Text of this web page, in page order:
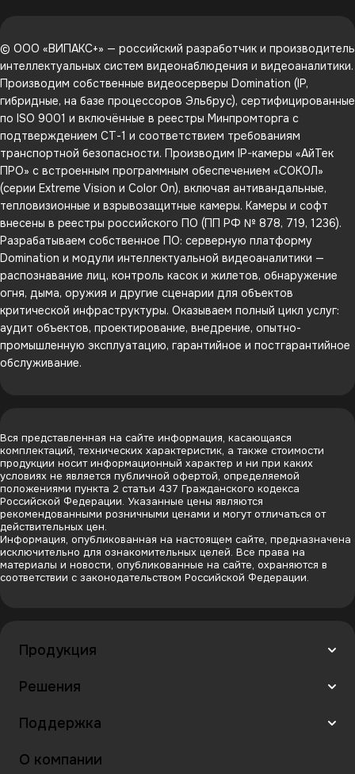
© ООО «ВИПАКС+» — российский разработчик и производитель
интеллектуальных систем видеонаблюдения и видеоаналитики.
Производим собственные видеосерверы Domination (IP,
гибридные, на базе процессоров Эльбрус), сертифицированные
по ISO 9001 и включённые в реестры Минпромторга с
подтверждением СТ-1 и соответствием требованиям
транспортной безопасности. Производим IP-камеры «АйТек
ПРО» с встроенным программным обеспечением «СОКОЛ»
(серии Extreme Vision и Color On), включая антивандальные,
тепловизионные и взрывозащитные камеры. Камеры и софт
внесены в реестры российского ПО (ПП РФ № 878, 719, 1236).
Разрабатываем собственное ПО: серверную платформу
Domination и модули интеллектуальной видеоаналитики —
распознавание лиц, контроль касок и жилетов, обнаружение
огня, дыма, оружия и другие сценарии для объектов
критической инфраструктуры. Оказываем полный цикл услуг:
аудит объектов, проектирование, внедрение, опытно-
промышленную эксплуатацию, гарантийное и постгарантийное
обслуживание.
Вся представленная на сайте информация, касающаяся
комплектаций, технических характеристик, а также стоимости
продукции носит информационный характер и ни при каких
условиях не является публичной офертой, определяемой
положениями пункта 2 статьи 437 Гражданского кодекса
Российской Федерации. Указанные цены являются
рекомендованными розничными ценами и могут отличаться от
действительных цен.
Информация, опубликованная на настоящем сайте, предназначена
исключительно для ознакомительных целей. Все права на
материалы и новости, опубликованные на сайте, охраняются в
соответствии с законодательством Российской Федерации.
Продукция
Решения
Поддержка
О компании